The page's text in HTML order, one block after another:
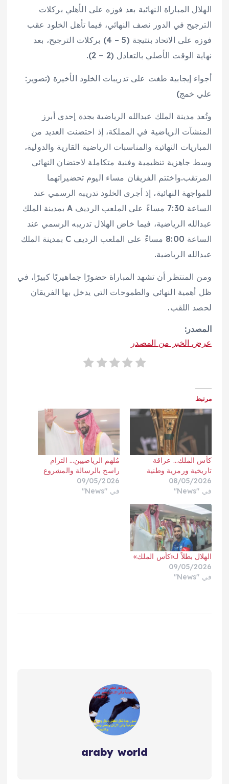
الهلال المباراة النهائية بعد فوزه على الأهلي بركلات
الترجيح في الدور نصف النهائي، فيما تأهل الخلود عقب
فوزه على الاتحاد بنتيجة (5 – 4) بركلات الترجيح، بعد
نهاية الوقت الأصلي بالتعادل (2 – 2).
أجواء إيجابية طغت على تدريبات الخلود الأخيرة (تصوير:
علي خمج)
وتُعد مدينة الملك عبدالله الرياضية بجدة إحدى أبرز
المنشآت الرياضية في المملكة، إذ احتضنت العديد من
المباريات النهائية والمناسبات الرياضية القارية والدولية،
وسط جاهزية تنظيمية وفنية متكاملة لاحتضان النهائي
المرتقب.واختتم الفريقان مساء اليوم تحضيراتهما
للمواجهة النهائية، إذ أجرى الخلود تدريبه الرسمي عند
الساعة 7:30 مساءً على الملعب الرديف A بمدينة الملك
عبدالله الرياضية، فيما خاض الهلال تدريبه الرسمي عند
الساعة 8:00 مساءً على الملعب الرديف C بمدينة الملك
عبدالله الرياضية.
ومن المنتظر أن تشهد المباراة حضورًا جماهيريًا كبيرًا، في
ظل أهمية النهائي والطموحات التي يدخل بها الفريقان
لحصد اللقب.
المصدر:
عرض الخبر من المصدر
مرتبط
كأس الملك… عراقة
تاريخية ورمزية وطنية
08/05/2026
في "News"
مُلهم الرياضيين… التزام
راسخ بالرسالة والمشروع
09/05/2026
في "News"
الهلال بطلاً لـ«كأس الملك»
09/05/2026
في "News"
araby world